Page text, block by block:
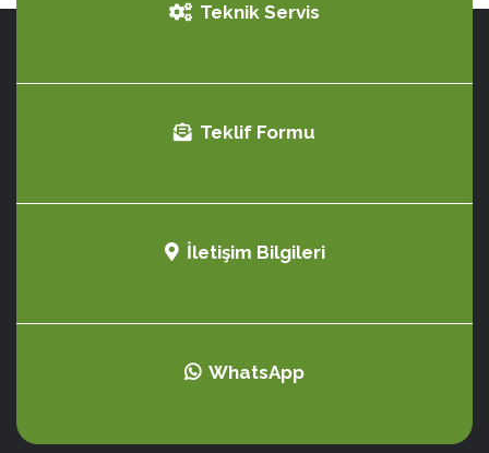
Teknik Servis
Teklif Formu
İletişim Bilgileri
WhatsApp